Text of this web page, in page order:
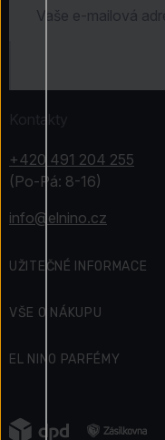
Kontakty
+420 491 204 255
(Po-Pá: 8-16)
info@elnino.cz
UŽITEČNÉ INFORMACE
Svátky & Akce
Jak získáváme recenze
VŠE O NÁKUPU
Vrácení zboží
EL NINO PARFÉMY
Napsali o nás